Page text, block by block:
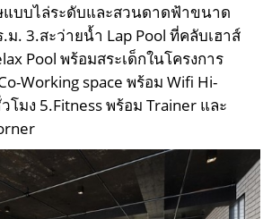
แบบไล่ระดับและสวนดาดฟ้าขนาด
. 3.สะว่ายน้ำ Lap Pool ที่คลับเฮาส์
Pool พร้อมสระเด็กในโครงการ
Working space พร้อม Wifi Hi-
โมง 5.Fitness พร้อม Trainer และ